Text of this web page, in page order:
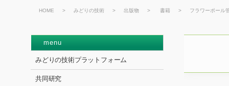
HOME > みどりの技術 > 出版物 > 書籍 > フラワーポール
menu
みどりの技術プラットフォーム
共同研究